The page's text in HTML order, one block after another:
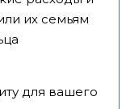
их семьям
для вашего